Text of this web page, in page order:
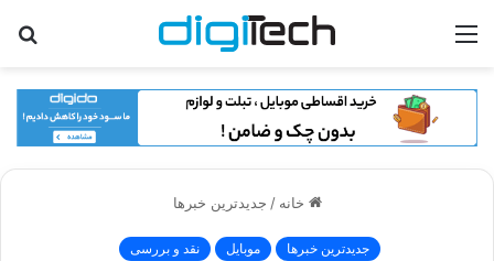
منو
خانه / جدیدترین خبرها
جدیدترین خبرها موبایل نقد و بررسی